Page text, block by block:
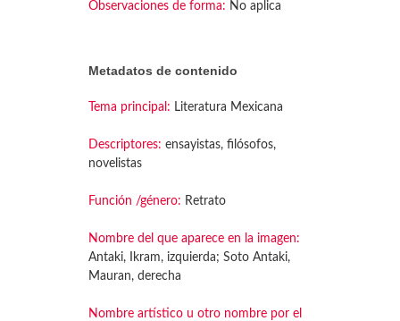
Observaciones de forma: No aplica
Metadatos de contenido
Tema principal: Literatura Mexicana
Descriptores: ensayistas, filósofos,
novelistas
Función /género: Retrato
Nombre del que aparece en la imagen:
Antaki, Ikram, izquierda; Soto Antaki,
Mauran, derecha
Nombre artístico u otro nombre por el